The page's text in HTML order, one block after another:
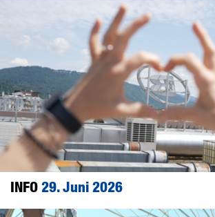
INFO29. Juni 2026